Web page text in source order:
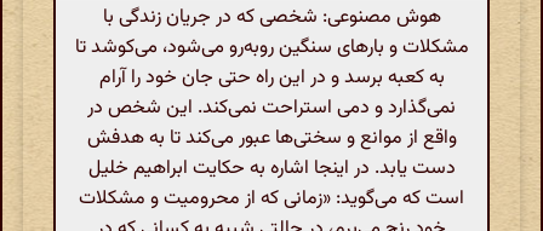
هوش مصنوعی: شخصی که در جریان زندگی با
مشکلات و بارهای سنگین روبه‌رو می‌شود، می‌کوشد تا
به کعبه برسد و در این راه حتی جان خود را آرام
نمی‌گذارد و دمی استراحت نمی‌کند. این شخص در
واقع از موانع و سختی‌ها عبور می‌کند تا به هدفش
دست یابد. در اینجا اشاره به حکایت ابراهیم خلیل
است که می‌گوید: «زمانی که از محرومیت و مشکلات